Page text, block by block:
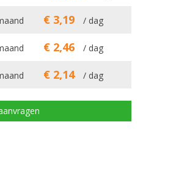
€ 3,19 / dag
€ 2,46 / dag
€ 2,14 / dag